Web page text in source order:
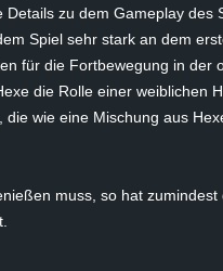
zu dem Gameplay des
Spiel sehr stark an dem
für die Fortbewegung in der
die Rolle einer weiblichen
wie eine Mischung aus
muss, so hat zumindest